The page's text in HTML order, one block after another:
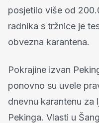
posjetilo više od
radnika s tržnice je
obvezna karantena.
Pokrajine izvan
ponovno su uvele
dnevnu karantenu za
Pekinga. Vlasti u